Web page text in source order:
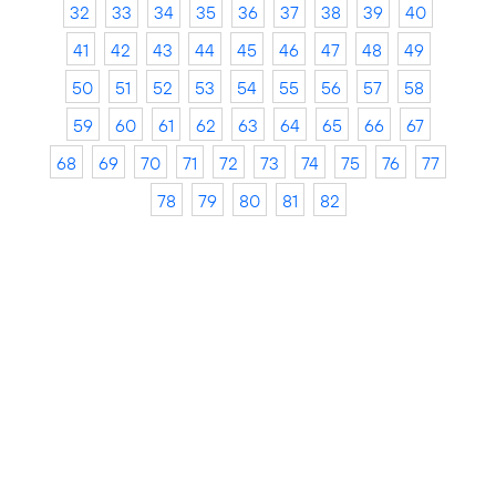
32
33 34 35 36 37 38 39
40
41
42 43 44 45 46 47 48
49
50
51 52 53 54 55 56 57
58
59
60 61 62 63 64 65 66
67
68
69 70 71 72 73 74 75 76
77
78
79 80 81 82